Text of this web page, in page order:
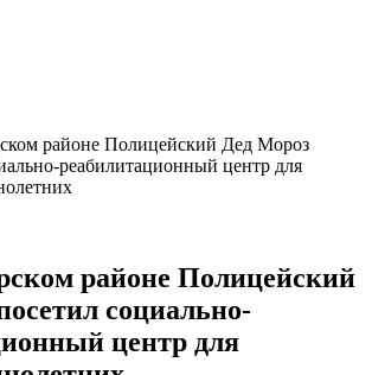
районе Полицейский Дед Мороз
реабилитационный центр для
районе Полицейский
социально-
центр для